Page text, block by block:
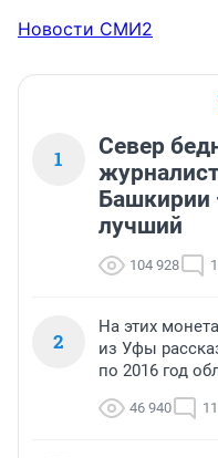
Новости СМИ2
1
Север
Башкирии
лучший
104 928
2
На этих
из Уфы
по 2016 год
46 940 11